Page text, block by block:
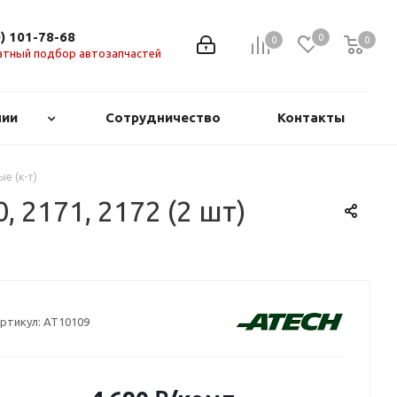
0 0 0
0
101-78-68
подбор автозапчастей
Сотрудничество Контакты
(к-т)
2171, 2172 (2 шт)
AT10109